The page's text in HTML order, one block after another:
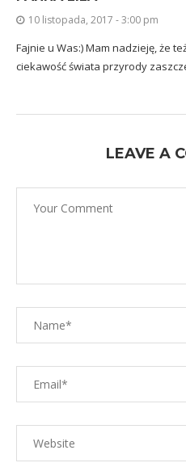
10 listopada, 2017 - 3:00 pm
Fajnie u Was:) Mam nadzieję, że
ciekawość świata przyrody
LEAVE A